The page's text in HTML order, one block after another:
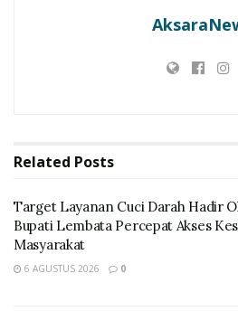
Bupati menyampaikan harapan
Lembata, termasuk jagung titi
peternakan
RELATED POSTS
Target Layanan Cuci Darah
Lembata Percepat Akses
Related Posts
Target Layanan Cuci Darah Hadir
Bupati Lembata Percepat Akses
Masyarakat
6 AGUSTUS 2026 0